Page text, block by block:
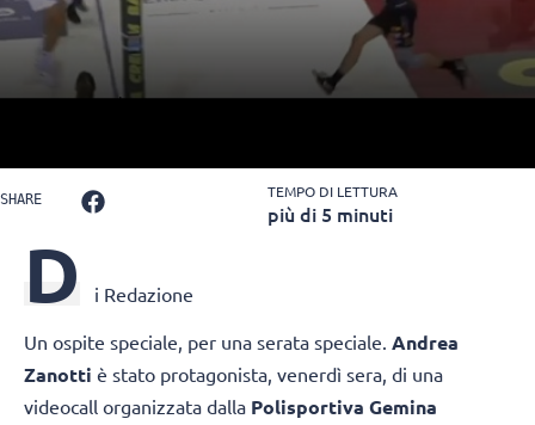
SHARE TEMPO DI LETTURA
più di 5 minuti
D i Redazione
Un ospite speciale, per una serata speciale. Andrea
Zanotti è stato protagonista, venerdì sera, di una
videocall organizzata dalla Polisportiva Gemina